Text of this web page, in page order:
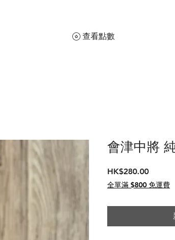
查看點數
會津中將
HK$280.00價
格
全單滿 $800 免運費